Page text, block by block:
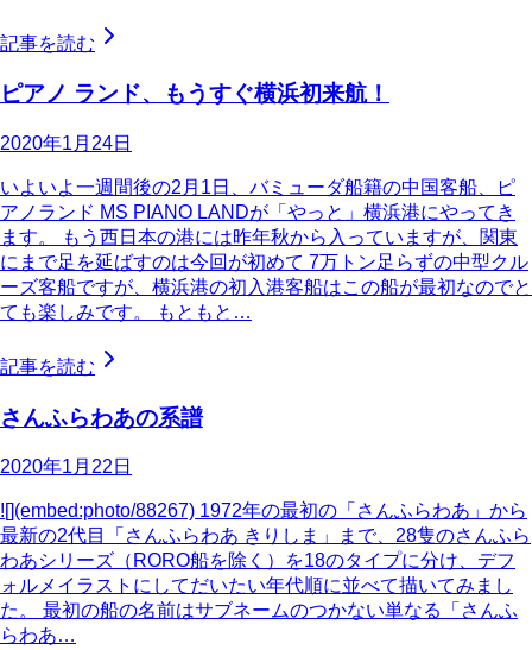
記事を読む
ピアノ ランド、もうすぐ横浜初来航！
2020年1月24日
いよいよ一週間後の2月1日、バミューダ船籍の中国客船、ピ
アノランド MS PIANO LANDが「やっと」横浜港にやってき
ます。 もう西日本の港には昨年秋から入っていますが、関東
にまで足を延ばすのは今回が初めて 7万トン足らずの中型クル
ーズ客船ですが、横浜港の初入港客船はこの船が最初なのでと
ても楽しみです。 もともと…
記事を読む
さんふらわあの系譜
2020年1月22日
![](embed:photo/88267) 1972年の最初の「さんふらわあ」から
最新の2代目「さんふらわあ きりしま」まで、28隻のさんふら
わあシリーズ（RORO船を除く）を18のタイプに分け、デフ
ォルメイラストにしてだいたい年代順に並べて描いてみまし
た。 最初の船の名前はサブネームのつかない単なる「さんふ
らわあ…